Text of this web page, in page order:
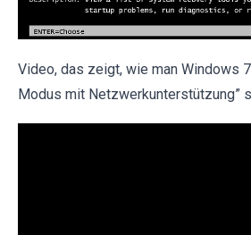
Video, das zeigt, wie man Windows
Modus mit Netzwerkunterstützung”